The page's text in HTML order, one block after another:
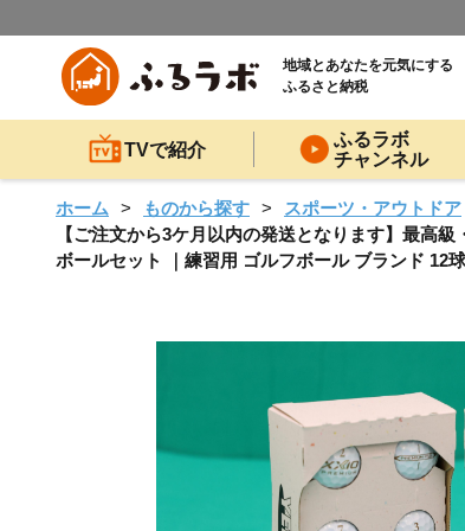
地域とあなたを元気にする
ふるさと納税
TVで紹介
ふるラボ
チャンネル
ホーム ものから探す スポーツ・アウトドア
【ご注文から3ケ月以内の発送となります】最
ボールセット ｜練習用 ゴルフボール ブランド 12